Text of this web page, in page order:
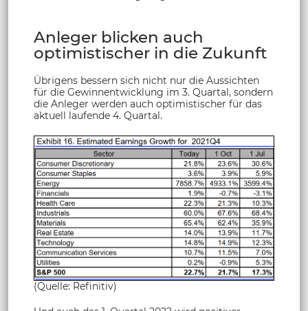
Anleger blicken auch
optimistischer in die Zukunft
Übrigens bessern sich nicht nur die Aussichten
für die Gewinnentwicklung im 3. Quartal, sondern
die Anleger werden auch optimistischer für das
aktuell laufende 4. Quartal.
(Quelle: Refinitiv)